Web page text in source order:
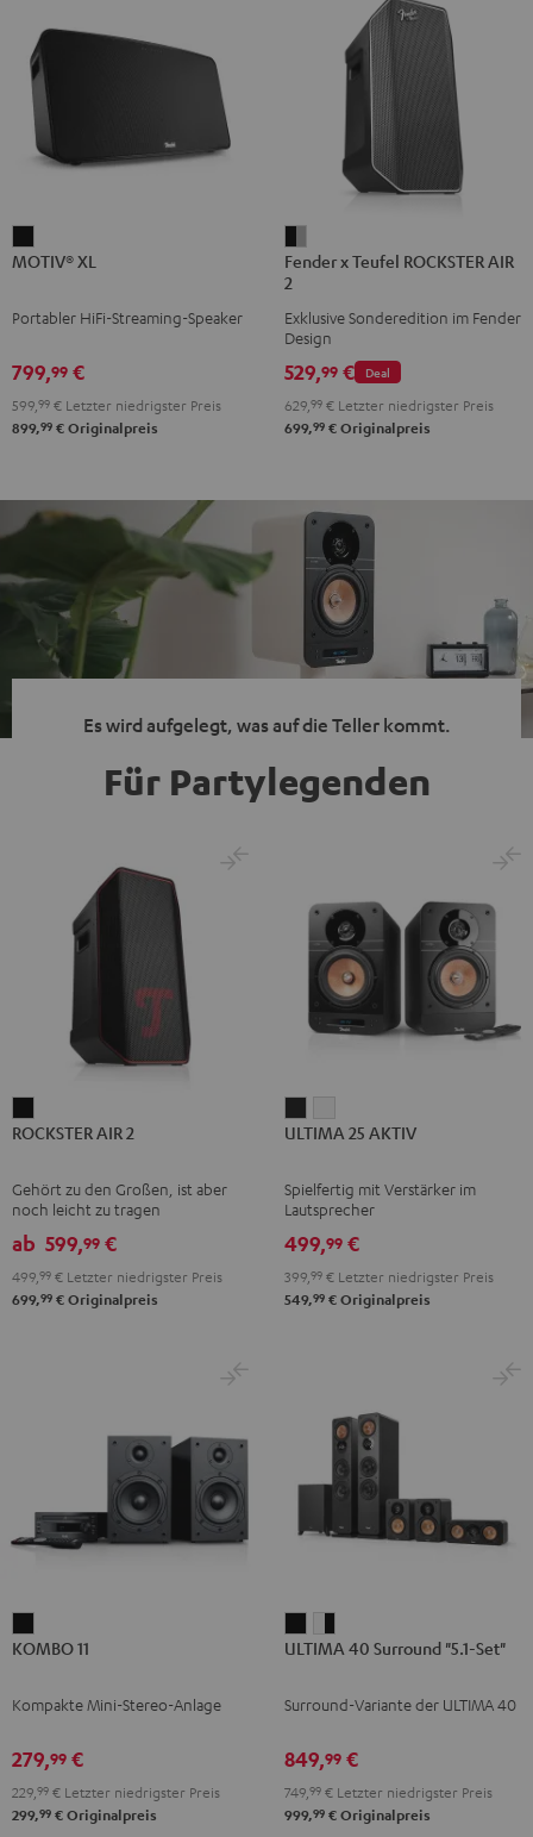
XL
MOTIV® XL
Portabler HiFi-Streaming-Speaker
799,99 €
599, 99 € Letzter niedrigster Preis
899,99 € Originalpreis
x
ROCKSTER
AIR
2
Black
&
Fender x Teufel ROCKSTER AIR
2
Exklusive Sonderedition im Fender
Design
Deal
529,99 €
629, 99 € Letzter niedrigster Preis
699,99 € Originalpreis
Es wird aufgelegt, was auf die Teller kommt.
Für Partylegenden
AIR
Schwarz
ROCKSTER AIR 2
Gehört zu den Großen, ist aber
noch leicht zu tragen
ab 599,99 €
499, 99 € Letzter niedrigster Preis
699,99 € Originalpreis
25
Night
Black
25
Pure
ULTIMA 25 AKTIV
Spielfertig mit Verstärker im
Lautsprecher
499,99 €
399, 99 € Letzter niedrigster Preis
549,99 € Originalpreis
11
KOMBO 11
Kompakte Mini-Stereo-Anlage
279,99 €
229, 99 € Letzter niedrigster Preis
299,99 € Originalpreis
40
"5.1-
Schwarz
40
"5.1-
Weiß
/
Schwarz
ULTIMA 40 Surround "5.1-Set"
Surround-Variante der ULTIMA 40
849,99 €
749, 99 € Letzter niedrigster Preis
999,99 € Originalpreis